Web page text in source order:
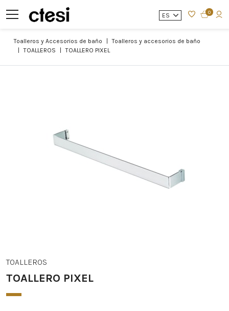
ES 0
Toalleros y Accesorios de baño
Toalleros y accesorios de baño
TOALLEROS
TOALLERO PIXEL
TOALLEROS
TOALLERO PIXEL